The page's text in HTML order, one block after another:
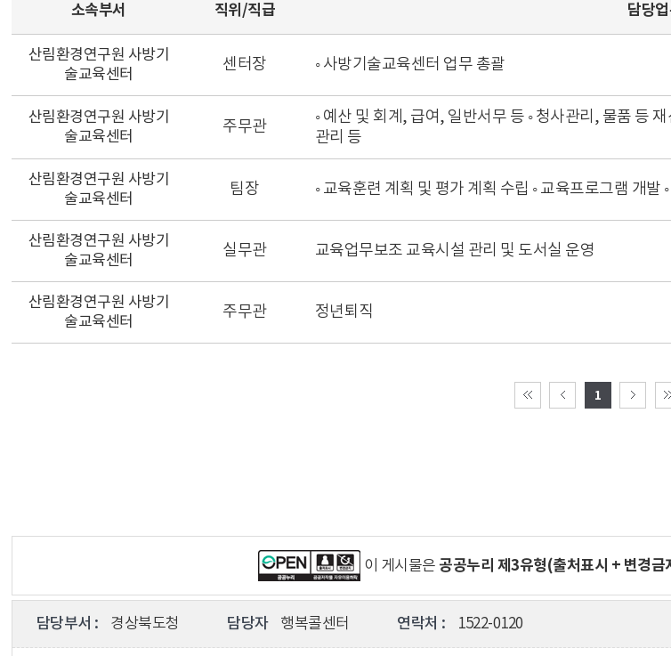
소속부서 직위/직급 담당
산림환경연구원 사방기
술교육센터
센터장 ◦ 사방기술교육센터 업무 총괄
산림환경연구원 사방기
술교육센터
주무관
◦ 예산 및 회계, 급여, 일반서무 등 ◦ 청사관리, 물품 등
관리 등
산림환경연구원 사방기
술교육센터
팀장 ◦ 교육훈련 계획 및 평가 계획 수립 ◦ 교육프로그램 개
산림환경연구원 사방기
술교육센터
실무관 교육업무보조 교육시설 관리 및 도서실 운영
산림환경연구원 사방기
술교육센터
주무관 정년퇴직
1
이 게시물은 공공누리 제3유형(출처표시 + 변경금
담당부서 : 경상북도청 담당자 행복콜센터 연락처 : 1522-0120